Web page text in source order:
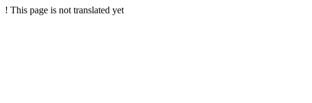
! This page is not translated yet